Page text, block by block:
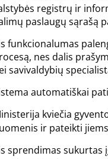
registrų ir
paslaugų sąrašą
funkcionalumas
nes dalis
savivaldybių
automatiškai
kviečia
ir pateikti
sprendimas sukurtas